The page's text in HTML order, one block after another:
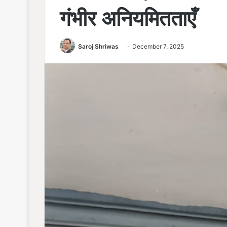
गंभीर अनियमितताएँ
Saroj Shriwas December 7, 2025